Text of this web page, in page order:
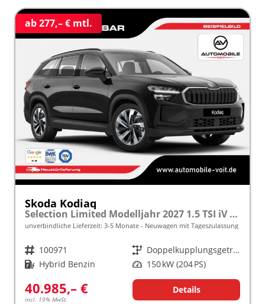
ab 277,– € mtl.
Skoda Kodiaq
Selection Limited Modelljahr 2027 1.5 TSI iV 204 PS DSG 5 J. Garantie/AHK/NAVI/SHZ/KAMERA/LED frei konfigurierbar!
unverbindliche Lieferzeit: 3-5 Monate Neuwagen mit Tageszulassung
Fahrzeugnr. 100971 Getriebe
Doppelkupplungsgetriebe (DSG)
Kraftstoff Hybrid Benzin Leistung 150 kW (204 PS)
40.985,– €
incl. 19% MwSt.
Details